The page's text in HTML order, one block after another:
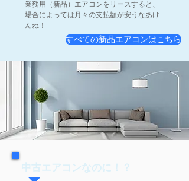
業務用（新品）エアコンをリースすると、
場合によっては月々の支払額が安うなあけ
んね！
すべての新品エアコンはこちら
中古エアコンなのに！？